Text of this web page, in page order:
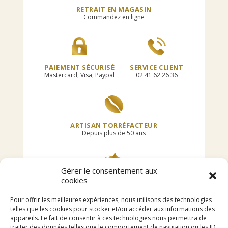
Gérer le consentement aux
cookies
Pour offrir les meilleures expériences, nous utilisons des technologies
telles que les cookies pour stocker et/ou accéder aux informations des
appareils. Le fait de consentir à ces technologies nous permettra de
choisies
sur
RETRAIT EN MAGASIN
Commandez en ligne
PAIEMENT SÉCURISÉ
Mastercard, Visa, Paypal
SERVICE CLIENT
02 41 62 26 36
ARTISAN TORRÉFACTEUR
Depuis plus de 50 ans
TORRÉFIÉ EN FRANCE